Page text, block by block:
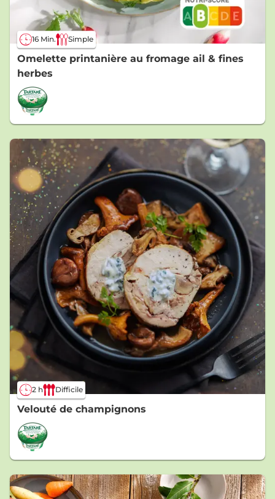
16 Min. Simple
Omelette printanière au fromage ail & fines
herbes
2 h Difficile
Velouté de champignons